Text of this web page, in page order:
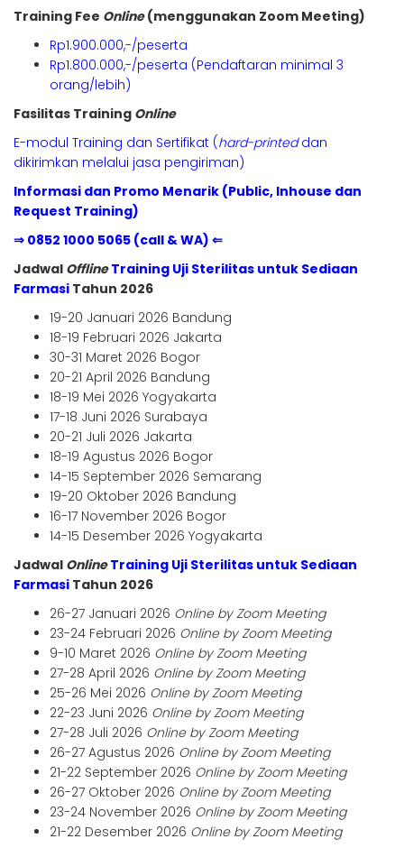
Training Fee Online(menggunakan Zoom Meeting)
Rp1.900.000,-/peserta
Rp1.800.000,-/peserta (Pendaftaran minimal 3
orang/lebih)
Fasilitas Training Online
E-modul Training dan Sertifikat (hard-printeddan
dikirimkan melalui jasa pengiriman)
Informasi dan Promo Menarik (Public, Inhouse dan
Request Training)
⇒ 0852 1000 5065 (call & WA) ⇐
Jadwal OfflineTraining Uji Sterilitas untuk Sediaan
Farmasi Tahun 2026
19-20 Januari 2026 Bandung
18-19 Februari 2026 Jakarta
30-31 Maret 2026 Bogor
20-21 April 2026 Bandung
18-19 Mei 2026 Yogyakarta
17-18 Juni 2026 Surabaya
20-21 Juli 2026 Jakarta
18-19 Agustus 2026 Bogor
14-15 September 2026 Semarang
19-20 Oktober 2026 Bandung
16-17 November 2026 Bogor
14-15 Desember 2026 Yogyakarta
Jadwal OnlineTraining Uji Sterilitas untuk Sediaan
Farmasi Tahun 2026
26-27 Januari 2026 Online by Zoom Meeting
23-24 Februari 2026 Online by Zoom Meeting
9-10 Maret 2026 Online by Zoom Meeting
27-28 April 2026 Online by Zoom Meeting
25-26 Mei 2026 Online by Zoom Meeting
22-23 Juni 2026 Online by Zoom Meeting
27-28 Juli 2026 Online by Zoom Meeting
26-27 Agustus 2026 Online by Zoom Meeting
21-22 September 2026 Online by Zoom Meeting
26-27 Oktober 2026 Online by Zoom Meeting
23-24 November 2026 Online by Zoom Meeting
21-22 Desember 2026 Online by Zoom Meeting